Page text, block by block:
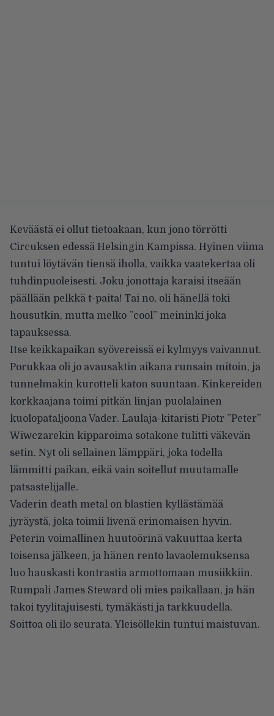
Keväästä ei ollut tietoakaan, kun jono törrötti
Circuksen edessä Helsingin Kampissa. Hyinen viima
tuntui löytävän tiensä iholla, vaikka vaatekertaa oli
tuhdinpuoleisesti. Joku jonottaja karaisi itseään
päällään pelkkä t-paita! Tai no, oli hänellä toki
housutkin, mutta melko ”cool” meininki joka
tapauksessa.
Itse keikkapaikan syövereissä ei kylmyys vaivannut.
Porukkaa oli jo avausaktin aikana runsain mitoin, ja
tunnelmakin kurotteli katon suuntaan. Kinkereiden
korkkaajana toimi pitkän linjan puolalainen
kuolopataljoona Vader. Laulaja-kitaristi Piotr ”Peter”
Wiwczarekin kipparoima sotakone tulitti väkevän
setin. Nyt oli sellainen lämppäri, joka todella
lämmitti paikan, eikä vain soitellut muutamalle
patsastelijalle.
Vaderin death metal on blastien kyllästämää
jyräystä, joka toimii livenä erinomaisen hyvin.
Peterin voimallinen huutoörinä vakuuttaa kerta
toisensa jälkeen, ja hänen rento lavaolemuksensa
luo hauskasti kontrastia armottomaan musiikkiin.
Rumpali James Steward oli mies paikallaan, ja hän
takoi tyylitajuisesti, tymäkästi ja tarkkuudella.
Soittoa oli ilo seurata. Yleisöllekin tuntui maistuvan.